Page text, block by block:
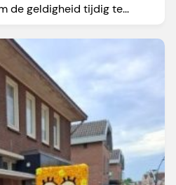
de geldigheid tijdig te...